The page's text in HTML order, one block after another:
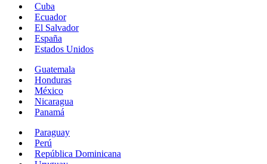
Cuba
Ecuador
El Salvador
España
Estados Unidos
Guatemala
Honduras
México
Nicaragua
Panamá
Paraguay
Perú
República Dominicana